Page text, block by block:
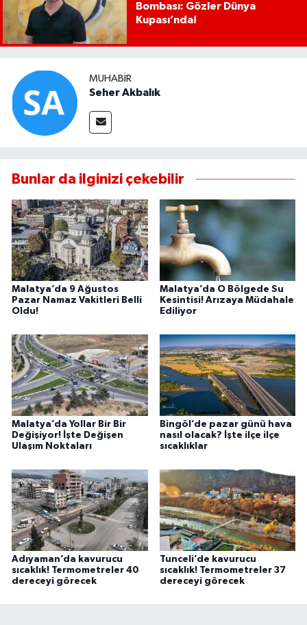
Bombası: Gözler Dünya
Kupası’nda!
MUHABIR
Seher Akbalık
Bunlar da ilginizi çekebilir
Malatya’da 9 Ağustos
Pazar Namaz Vakitleri Belli
Oldu!
Malatya’da O Bölgede Su
Kesintisi! Arızaya Müdahale
Ediliyor
Malatya’da Yollar Bir Bir
Değişiyor! İşte Değişen
Ulaşım Noktaları
Bingöl’de pazar günü hava
nasıl olacak? İşte ilçe ilçe
sıcaklıklar
Adıyaman’da kavurucu
sıcaklık! Termometreler 40
dereceyi görecek
Tunceli’de kavurucu
sıcaklık! Termometreler 37
dereceyi görecek